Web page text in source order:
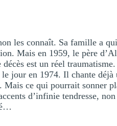
les connaît. Sa famille a
Mais en 1959, le père
décès est un réel
le jour en 1974. Il chante
Mais ce qui pourrait sonner
d’infinie tendresse,